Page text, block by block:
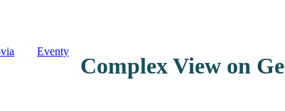
Eventy
Complex View on